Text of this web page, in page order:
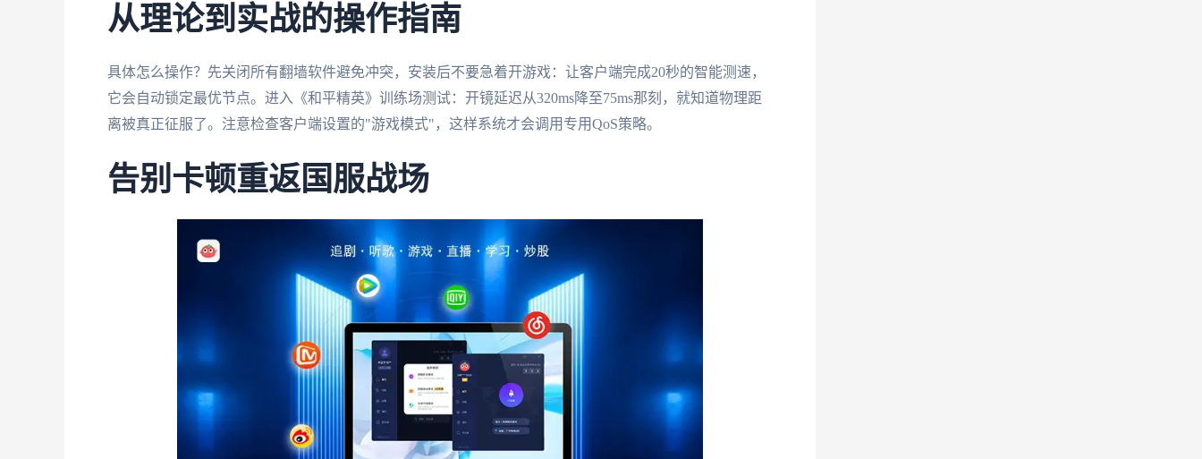
从理论到实战的操作指南
具体怎么操作？先关闭所有翻墙软件避免冲突，安装后不要急着开游戏：让客户端完成20秒的智能测速，
它会自动锁定最优节点。进入《和平精英》训练场测试：开镜延迟从320ms降至75ms那刻，就知道物理距
离被真正征服了。注意检查客户端设置的"游戏模式"，这样系统才会调用专用QoS策略。
告别卡顿重返国服战场